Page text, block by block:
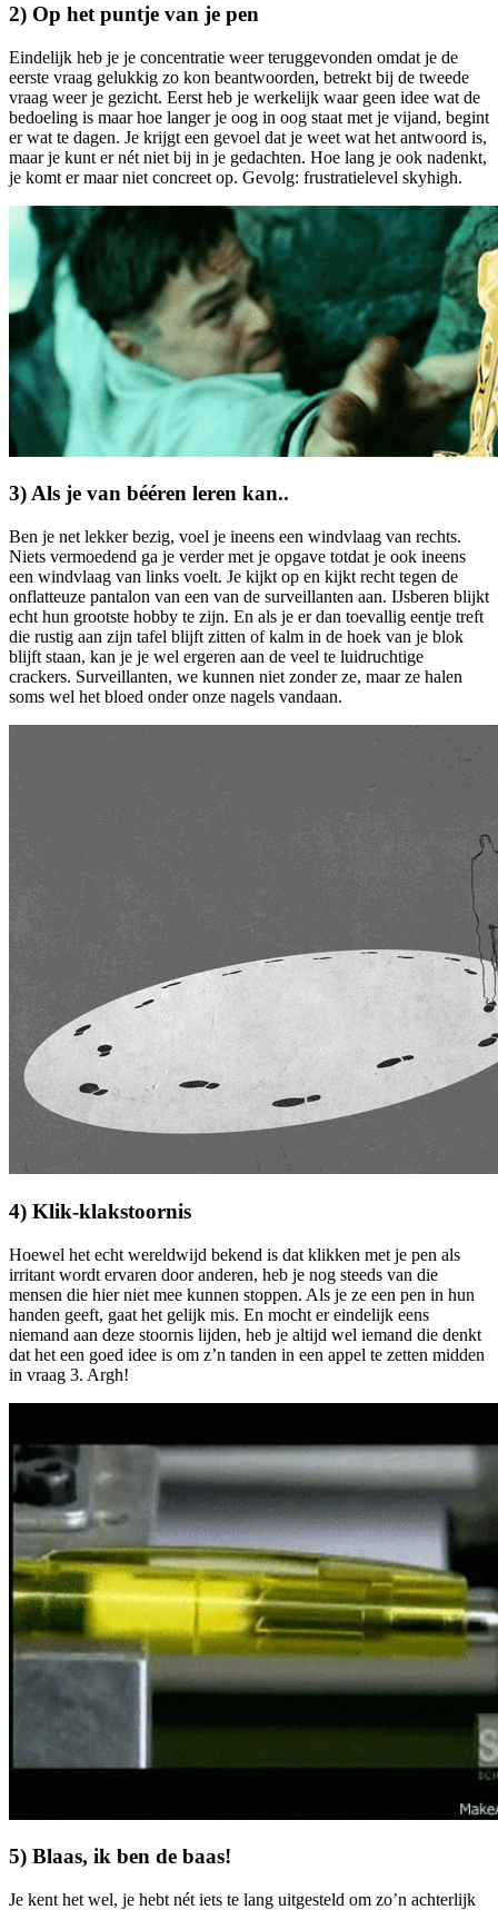
2) Op het puntje van je pen
Eindelijk heb je je concentratie weer teruggevonden omdat je de
eerste vraag gelukkig zo kon beantwoorden, betrekt bij de tweede
vraag weer je gezicht. Eerst heb je werkelijk waar geen idee wat de
bedoeling is maar hoe langer je oog in oog staat met je vijand, begint
er wat te dagen. Je krijgt een gevoel dat je weet wat het antwoord is,
maar je kunt er nét niet bij in je gedachten. Hoe lang je ook nadenkt,
je komt er maar niet concreet op. Gevolg: frustratielevel skyhigh.
3) Als je van bééren leren kan..
Ben je net lekker bezig, voel je ineens een windvlaag van rechts.
Niets vermoedend ga je verder met je opgave totdat je ook ineens
een windvlaag van links voelt. Je kijkt op en kijkt recht tegen de
onflatteuze pantalon van een van de surveillanten aan. IJsberen blijkt
echt hun grootste hobby te zijn. En als je er dan toevallig eentje treft
die rustig aan zijn tafel blijft zitten of kalm in de hoek van je blok
blijft staan, kan je je wel ergeren aan de veel te luidruchtige
crackers. Surveillanten, we kunnen niet zonder ze, maar ze halen
soms wel het bloed onder onze nagels vandaan.
4) Klik-klakstoornis
Hoewel het echt wereldwijd bekend is dat klikken met je pen als
irritant wordt ervaren door anderen, heb je nog steeds van die
mensen die hier niet mee kunnen stoppen. Als je ze een pen in hun
handen geeft, gaat het gelijk mis. En mocht er eindelijk eens
niemand aan deze stoornis lijden, heb je altijd wel iemand die denkt
dat het een goed idee is om z’n tanden in een appel te zetten midden
in vraag 3. Argh!
5) Blaas, ik ben de baas!
Je kent het wel, je hebt nét iets te lang uitgesteld om zo’n achterlijk